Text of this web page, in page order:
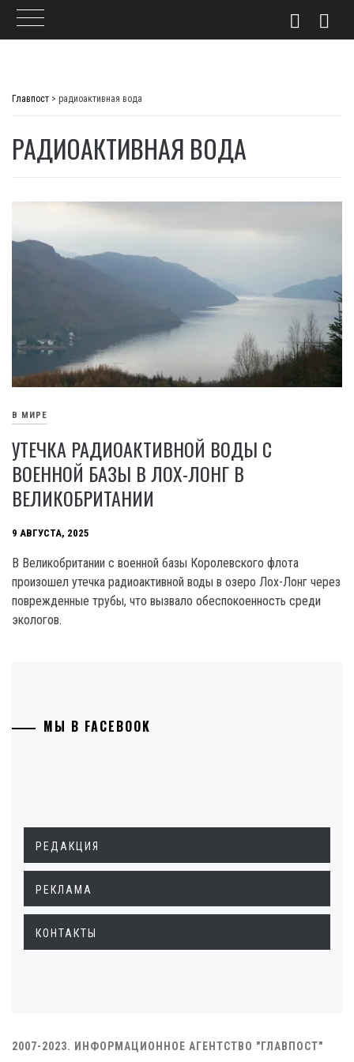
Главпост > радиоактивная вода
РАДИОАКТИВНАЯ ВОДА
В МИРЕ
УТЕЧКА РАДИОАКТИВНОЙ ВОДЫ С
ВОЕННОЙ БАЗЫ В ЛОХ-ЛОНГ В
ВЕЛИКОБРИТАНИИ
9 АВГУСТА, 2025
В Великобритании с военной базы Королевского флота
произошел утечка радиоактивной воды в озеро Лох-Лонг через
поврежденные трубы, что вызвало обеспокоенность среди
экологов.
МЫ В FACEBOOK
РЕДАКЦИЯ
РЕКЛАМА
КОНТАКТЫ
2007-2023. ИНФОРМАЦИОННОЕ АГЕНТСТВО "ГЛАВПОСТ"